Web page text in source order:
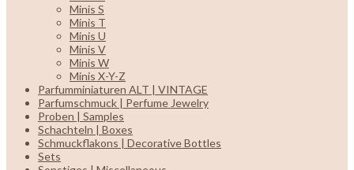
Minis S
Minis T
Minis U
Minis V
Minis W
Minis X-Y-Z
Parfumminiaturen ALT | VINTAGE
Parfumschmuck | Perfume Jewelry
Proben | Samples
Schachteln | Boxes
Schmuckflakons | Decorative Bottles
Sets